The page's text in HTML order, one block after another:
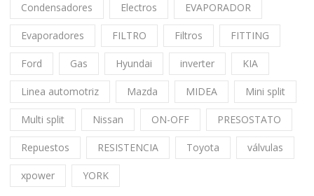
Condensadores Electros EVAPORADOR
Evaporadores FILTRO Filtros FITTING
Ford Gas Hyundai inverter KIA
Linea automotriz Mazda MIDEA Mini split
Multi split Nissan ON-OFF PRESOSTATO
Repuestos RESISTENCIA Toyota válvulas
xpower YORK